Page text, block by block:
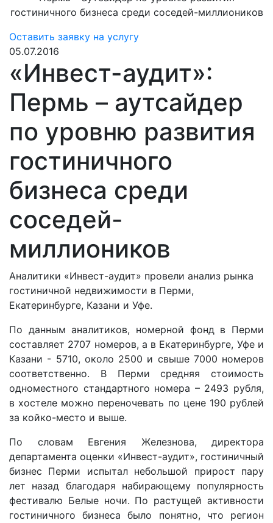
гостиничного бизнеса среди соседей-миллиоников
Оставить заявку на услугу
05.07.2016
«Инвест-аудит»:
Пермь – аутсайдер
по уровню развития
гостиничного
бизнеса среди
соседей-
миллиоников
Аналитики «Инвест-аудит» провели анализ рынка
гостиничной недвижимости в Перми,
Екатеринбурге, Казани и Уфе.
По данным аналитиков, номерной фонд в Перми
составляет 2707 номеров, а в Екатеринбурге, Уфе и
Казани - 5710, около 2500 и свыше 7000 номеров
соответственно. В Перми средняя стоимость
одноместного стандартного номера – 2493 рубля,
в хостеле можно переночевать по цене 190 рублей
за койко-место и выше.
По словам Евгения Железнова, директора
департамента оценки «Инвест-аудит», гостиничный
бизнес Перми испытал небольшой прирост пару
лет назад благодаря набирающему популярность
фестивалю Белые ночи. По растущей активности
гостиничного бизнеса было понятно, что регион